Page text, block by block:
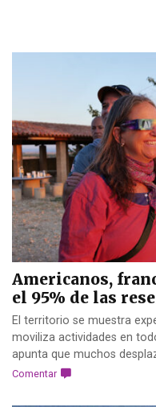
Americanos,
el 95% de las
El territorio se muestra
moviliza actividades en
apunta que muchos
Comentar